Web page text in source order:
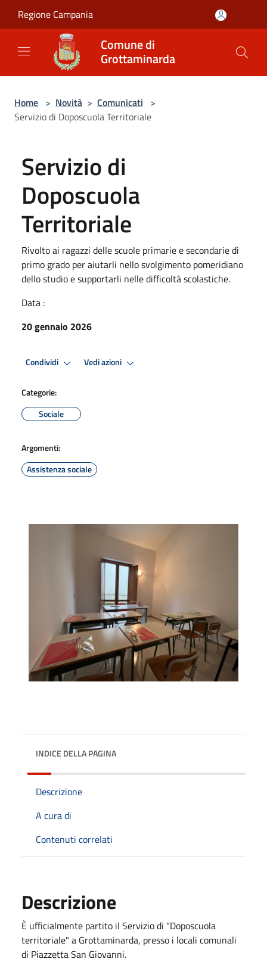
Regione Campania
Comune di
Grottaminarda
Home > Novità > Comunicati >
Servizio di Doposcuola Territoriale
Servizio di
Doposcuola
Territoriale
Rivolto ai ragazzi delle scuole primarie e secondarie di
primo grado per aiutarli nello svolgimento pomeridiano
dello studio e supportarli nelle difficoltà scolastiche.
Data :
20 gennaio 2026
Condividi Vedi azioni
Categorie:
Sociale
Argomenti:
Assistenza sociale
INDICE DELLA PAGINA
Descrizione
A cura di
Contenuti correlati
Descrizione
È ufficialmente partito il Servizio di “Doposcuola
territoriale" a Grottaminarda, presso i locali comunali
di Piazzetta San Giovanni.